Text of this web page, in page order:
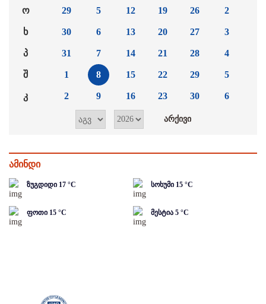
ო
ხ
პ
შ
კ
29
30
31
1
2
5
6
7
8
9
12
13
14
15
16
19
20
21
22
23
26
27
28
29
30
2
3
4
5
6
ამინდი
ზუგდიდი 17 °C სოხუმი 15 °C
ფოთი 15 °C მესტია 5 °C